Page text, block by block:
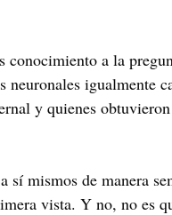
a la
neuronales igualmente
y quienes
sí mismos de manera
vista. Y no, no es